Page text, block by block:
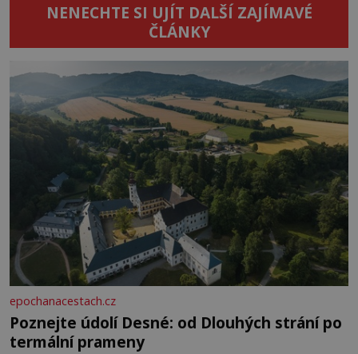
NENECHTE SI UJÍT DALŠÍ ZAJÍMAVÉ
ČLÁNKY
epochanacestach.cz
Poznejte údolí Desné: od Dlouhých strání po
termální prameny